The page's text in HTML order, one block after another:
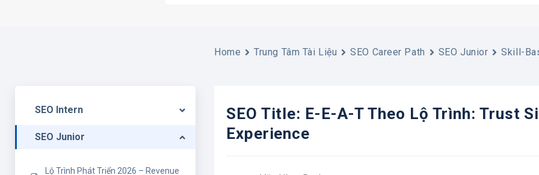
SEO Intern
SEO Junior
Lộ Trình Phát Triển 2026 – Revenue
Home Trung Tâm Tài Liệu SEO Career Path SEO Junior Skill-
SEO Title: E-E-A-T Theo Lộ Trình: Trust
Experience